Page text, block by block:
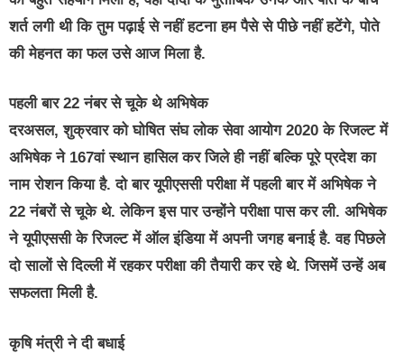
शर्त लगी थी कि तुम पढ़ाई से नहीं हटना हम पैसे से पीछे नहीं हटेंगे, पोते
की मेहनत का फल उसे आज मिला है.
पहली बार 22 नंबर से चूके थे अभिषेक
दरअसल, शुक्रवार को घोषित संघ लोक सेवा आयोग 2020 के रिजल्ट में
अभिषेक ने 167वां स्थान हासिल कर जिले ही नहीं बल्कि पूरे प्रदेश का
नाम रोशन किया है. दो बार यूपीएससी परीक्षा में पहली बार में अभिषेक ने
22 नंबरों से चूके थे. लेकिन इस पार उन्होंने परीक्षा पास कर ली. अभिषेक
ने यूपीएससी के रिजल्ट में ऑल इंडिया में अपनी जगह बनाई है. वह पिछले
दो सालों से दिल्ली में रहकर परीक्षा की तैयारी कर रहे थे. जिसमें उन्हें अब
सफलता मिली है.
कृषि मंत्री ने दी बधाई